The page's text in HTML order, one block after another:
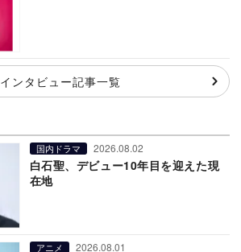
インタビュー記事一覧
国内ドラマ 2026.08.02
白石聖、デビュー10年目を迎えた現
在地
アニメ 2026.08.01